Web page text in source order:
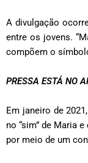
A divulgação
entre os jovens.
compõem o
PRESSA ESTÁ NO
Em janeiro de
no “sim” de Maria
por meio de um